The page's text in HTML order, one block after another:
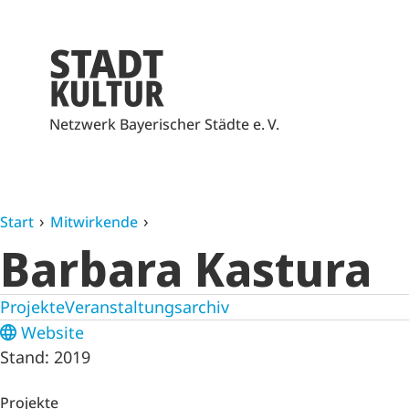
Netzwerk Bayerischer Städte e. V.
Start Mitwirkende
Barbara Kastura
ProjekteVeranstaltungsarchiv
Website
Stand: 2019
Projekte